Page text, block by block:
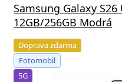
Samsung Galaxy S26
12GB/256GB Modrá
Doprava zdarma
Fotomobil
5G